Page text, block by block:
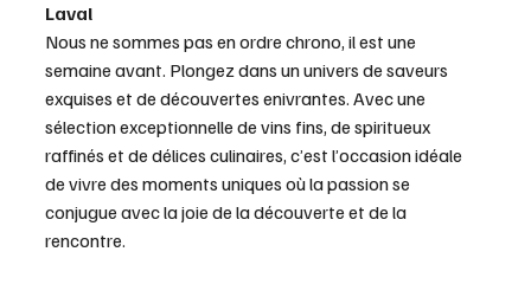
Laval
Nous ne sommes pas en ordre chrono, il est une
semaine avant. Plongez dans un univers de saveurs
exquises et de découvertes enivrantes. Avec une
sélection exceptionnelle de vins fins, de spiritueux
raffinés et de délices culinaires, c’est l’occasion idéale
de vivre des moments uniques où la passion se
conjugue avec la joie de la découverte et de la
rencontre.